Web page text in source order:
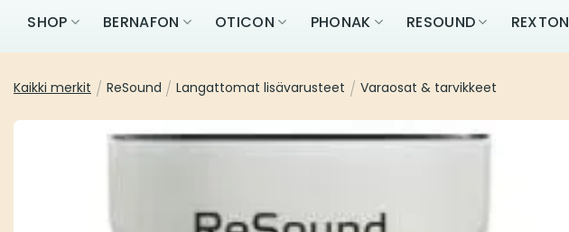
SHOP BERNAFON OTICON PHONAK RESOUND REXTON
Kaikki merkit / ReSound / Langattomat lisävarusteet / Varaosat & tarvikkeet